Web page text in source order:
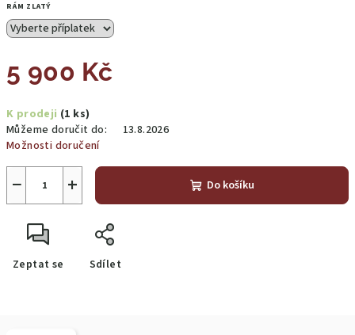
RÁM ZLATÝ
5 900 Kč
cena:
K prodeji (1 ks)
Můžeme doručit do:
13.8.2026
Možnosti doručení
+
− Do košíku
Zeptat se Sdílet